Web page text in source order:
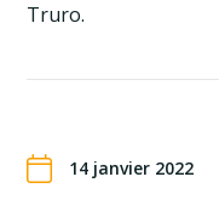
Truro.
14 janvier 2022